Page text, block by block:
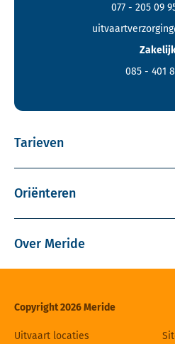
077 - 205 09
085 - 401
Tarieven
Oriënteren
Over Meride
Copyright 2026 Meride
Uitvaart locaties